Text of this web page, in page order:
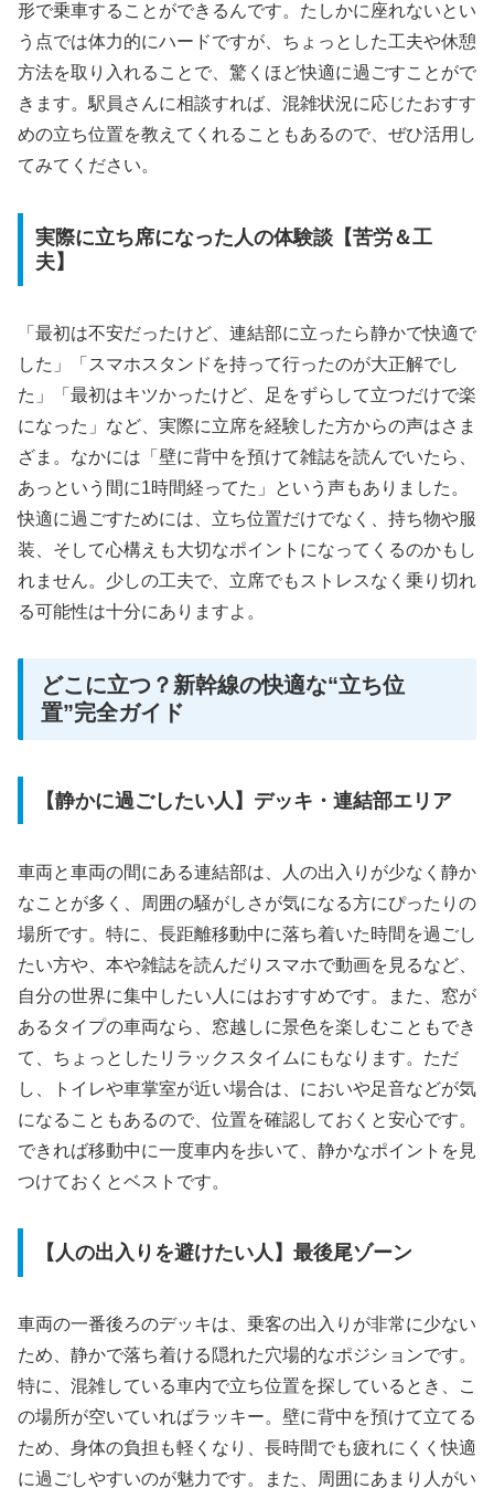
形で乗車することができるんです。たしかに座れないとい
う点では体力的にハードですが、ちょっとした工夫や休憩
方法を取り入れることで、驚くほど快適に過ごすことがで
きます。駅員さんに相談すれば、混雑状況に応じたおすす
めの立ち位置を教えてくれることもあるので、ぜひ活用し
てみてください。
実際に立ち席になった人の体験談【苦労＆工
夫】
「最初は不安だったけど、連結部に立ったら静かで快適で
した」「スマホスタンドを持って行ったのが大正解でし
た」「最初はキツかったけど、足をずらして立つだけで楽
になった」など、実際に立席を経験した方からの声はさま
ざま。なかには「壁に背中を預けて雑誌を読んでいたら、
あっという間に1時間経ってた」という声もありました。
快適に過ごすためには、立ち位置だけでなく、持ち物や服
装、そして心構えも大切なポイントになってくるのかもし
れません。少しの工夫で、立席でもストレスなく乗り切れ
る可能性は十分にありますよ。
どこに立つ？新幹線の快適な“立ち位
置”完全ガイド
【静かに過ごしたい人】デッキ・連結部エリア
車両と車両の間にある連結部は、人の出入りが少なく静か
なことが多く、周囲の騒がしさが気になる方にぴったりの
場所です。特に、長距離移動中に落ち着いた時間を過ごし
たい方や、本や雑誌を読んだりスマホで動画を見るなど、
自分の世界に集中したい人にはおすすめです。また、窓が
あるタイプの車両なら、窓越しに景色を楽しむこともでき
て、ちょっとしたリラックスタイムにもなります。ただ
し、トイレや車掌室が近い場合は、においや足音などが気
になることもあるので、位置を確認しておくと安心です。
できれば移動中に一度車内を歩いて、静かなポイントを見
つけておくとベストです。
【人の出入りを避けたい人】最後尾ゾーン
車両の一番後ろのデッキは、乗客の出入りが非常に少ない
ため、静かで落ち着ける隠れた穴場的なポジションです。
特に、混雑している車内で立ち位置を探しているとき、こ
の場所が空いていればラッキー。壁に背中を預けて立てる
ため、身体の負担も軽くなり、長時間でも疲れにくく快適
に過ごしやすいのが魅力です。また、周囲にあまり人がい